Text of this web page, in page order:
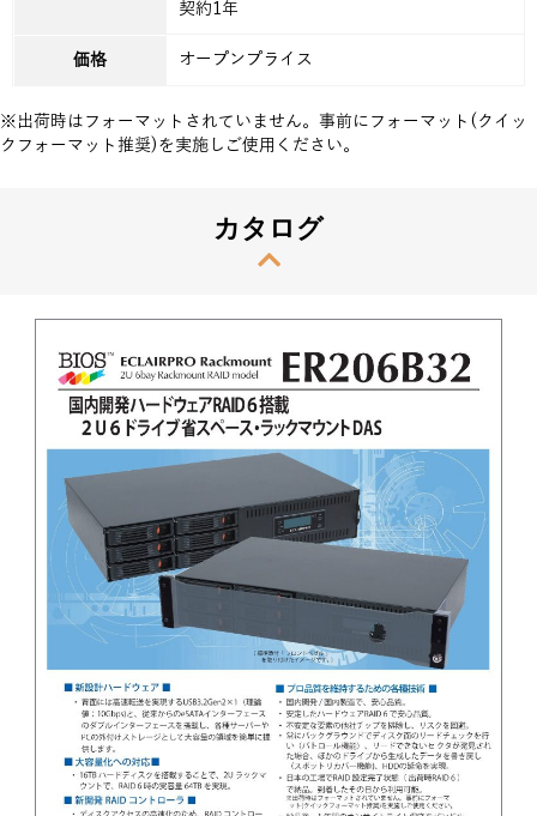
契約1年
価格 オープンプライス
※出荷時はフォーマットされていません。事前にフォーマット(クイッ
クフォーマット推奨)を実施しご使用ください。
カタログ